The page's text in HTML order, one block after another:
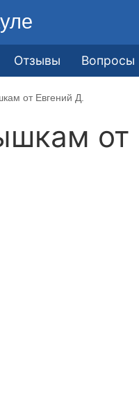
Отзывы Вопросы
от Евгений Д.
от